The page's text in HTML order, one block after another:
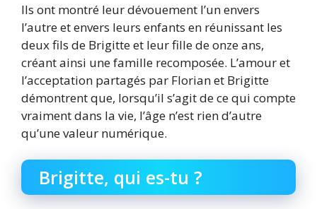
Ils ont montré leur dévouement l’un envers
l’autre et envers leurs enfants en réunissant les
deux fils de Brigitte et leur fille de onze ans,
créant ainsi une famille recomposée. L’amour et
l’acceptation partagés par Florian et Brigitte
démontrent que, lorsqu’il s’agit de ce qui compte
vraiment dans la vie, l’âge n’est rien d’autre
qu’une valeur numérique.
Brigitte, qui es-tu ?